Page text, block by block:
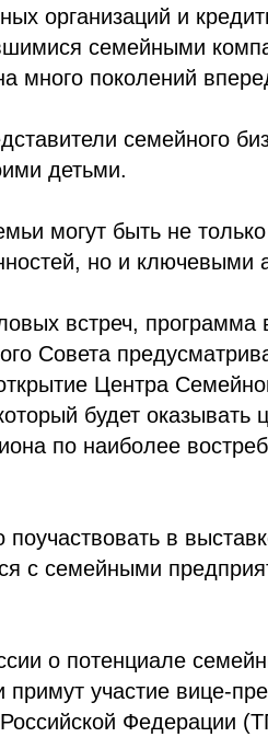
организаций и
семейными
много поколений
семейного
детьми.
могут быть не
но и ключевыми
встреч, программа
Совета
Центра
будет оказывать
по наиболее
в
с семейными
о потенциале
участие вице-
Федерации